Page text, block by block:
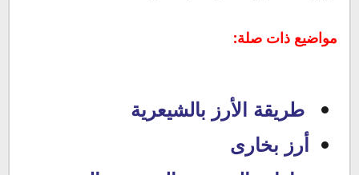
مواضيع ذات صلة:
طريقة الأرز بالشيعرية
أرز بخارى